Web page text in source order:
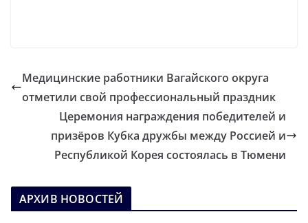
Медицинские работники Вагайского округа
отметили свой профессиональный праздник
Церемония награждения победителей и
призёров Кубка дружбы между Россией и
Республикой Корея состоялась в Тюмени
АРХИВ НОВОСТЕЙ